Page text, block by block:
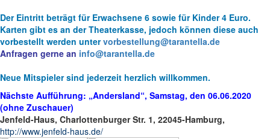
Der Eintritt beträgt für Erwachsene 6 sowie für Kinder 4 Euro.
Karten gibt es an der Theaterkasse, jedoch können diese auch
vorbestellt werden unter vorbestellung@tarantella.de
Anfragen gerne an info@tarantella.de
Neue Mitspieler sind jederzeit herzlich willkommen.
Nächste Aufführung: „Andersland“, Samstag, den 06.06.2020
(ohne Zuschauer)
Jenfeld-Haus, Charlottenburger Str. 1, 22045-Hamburg,
http://www.jenfeld-haus.de/